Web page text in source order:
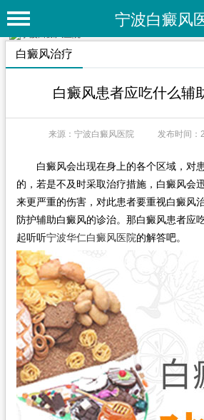
宁波白癜风
首 页
专家团队
特色疗法
白癜风常识
白癜风人群
白癜风部位
白癜风类型
在线问诊
白癜风治疗
白癜风患者应吃什么辅
来源：宁波白癜风医院 发布时间：
白癜风会出现在身上的各个区域，对
的，若是不及时采取治疗措施，白癜风会
来更严重的伤害，对此患者要重视白癜风
防护辅助白癜风的诊治。那白癜风患者应
起听听宁波华仁白癜风医院的解答吧。